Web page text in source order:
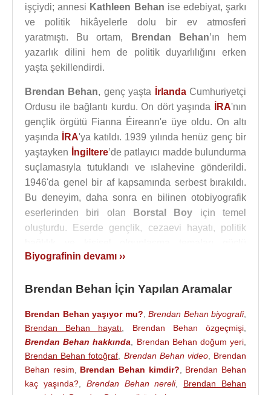
işçiydi; annesi Kathleen Behan ise edebiyat, şarkı
ve politik hikâyelerle dolu bir ev atmosferi
yaratmıştı. Bu ortam,
Brendan Behan’ın hem
yazarlık dilini hem de politik duyarlılığını erken
yaşta şekillendirdi.
Brendan Behan, genç yaşta İrlandaCumhuriyetçi
Ordusu ile bağlantı kurdu. On dört yaşında
İRA'nın
gençlik örgütü Fianna Éireann'e üye oldu. On altı
yaşında
İRA'ya katıldı. 1939 yılında henüz genç bir
yaştayken
İngiltere’de patlayıcı madde bulundurma
suçlamasıyla tutuklandı ve ıslahevine gönderildi.
1946'da genel bir af kapsamında serbest bırakıldı.
Bu deneyim, daha sonra en bilinen otobiyografik
eserlerinden biri olan
Borstal Boy için temel
oluşturdu. Eserde gençlik, cezaevi hayatı, politik
biçimde işlenmiştir.
Serbest bırakılmasının hemen ardından
Brendan
'de Glasnevin'deki bir Paskalya
kutlamasında iki dedektif gardiyana ateş açma
girişiminden dolayı tekrar parmaklıklar ardına düştü.
14 yıl hapis cezasına çarptırılan Brendan Behan,
genel af nedeniyle dört yıl sonra serbest bırakıldı,
ancak 1940'larda başka suçlardan dolayı Mountjoy
hapishanesinde zaman geçirdi. Hapisteyken,
Biyografinin devamı ››
Brendan Behan İçin Yapılan Aramalar
Brendan Behan yaşıyor mu? Brendan Behan biyografi,
Brendan Behan hayatı
Brendan Behan özgeçmişi
Brendan Behan hakkında
Brendan Behan doğum yeri
Brendan Behan fotoğraf
Brendan Behan video, Brendan
Behan resim
Brendan Behan kimdir?
Brendan Behan
kaç yaşında?, Brendan Behan nereli, Brendan Behan